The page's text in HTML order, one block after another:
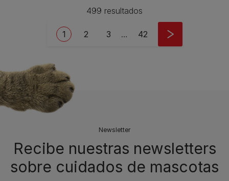
499 resultados
Current page
1 Page
2 Page
3 … Last page
42
Newsletter
Recibe nuestras newsletters
sobre cuidados de mascotas​